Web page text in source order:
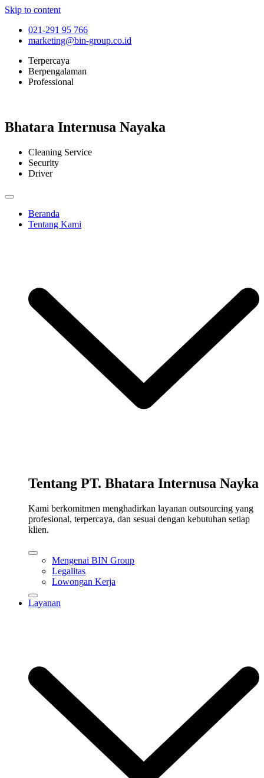
Skip to content
021-291 95 766
marketing@bin-group.co.id
Terpercaya
Berpengalaman
Professional
Bhatara Internusa Nayaka
Cleaning Service
Security
Driver
Beranda
Tentang Kami
Tentang PT. Bhatara Internusa Nayka
Kami berkomitmen menghadirkan layanan outsourcing yang
profesional, terpercaya, dan sesuai dengan kebutuhan setiap
klien.
Mengenai BIN Group
Legalitas
Lowongan Kerja
Layanan